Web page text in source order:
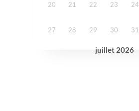
juillet 2026
20 21 22 23 24
27 28 29 30 31